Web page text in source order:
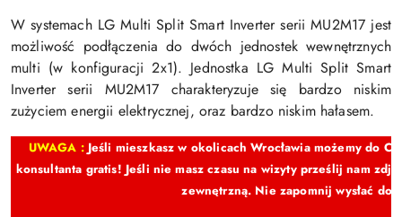
W systemach LG Multi Split Smart Inverter serii MU2M17 jest
możliwość podłączenia do dwóch jednostek wewnętrznych
multi (w konfiguracji 2x1). Jednostka LG Multi Split Smart
Inverter serii MU2M17 charakteryzuje się bardzo niskim
zużyciem energii elektrycznej, oraz bardzo niskim hałasem.
UWAGA :Jeśli mieszkasz w okolicach Wrocławia możemy do
konsultanta gratis! Jeśli nie masz czasu na wizyty prześlij nam
zewnętrzną. Nie zapomnij wysłać